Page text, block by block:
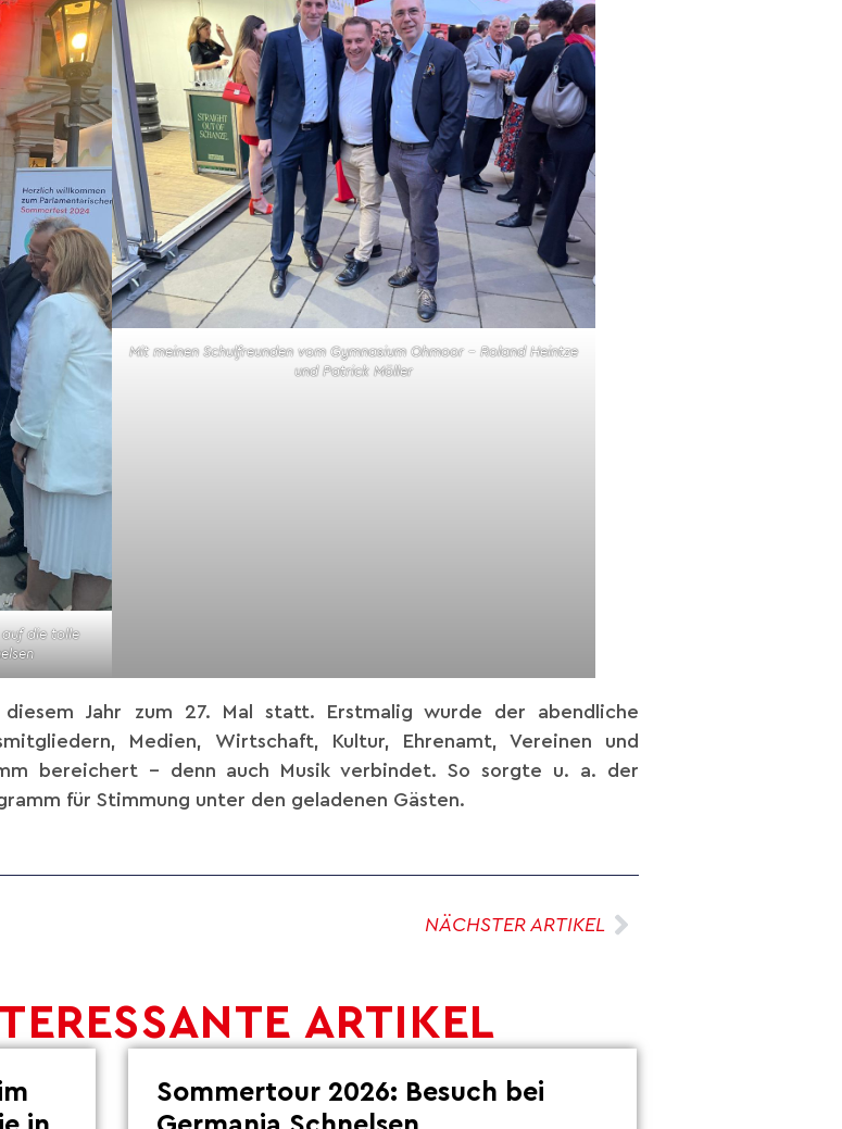
auf die tolle
Mit meinen Schulfreunden vom Gymnasium Ohmoor – Roland Heintze
und Patrick Möller
Jahr zum 27. Mal statt. Erstmalig wurde der abendliche
Medien, Wirtschaft, Kultur, Ehrenamt, Vereinen und
bereichert – denn auch Musik verbindet. So sorgte u. a. der
für Stimmung unter den geladenen Gästen.
NÄCHSTER ARTIKEL
ARTIKEL
Sommertour 2026: Besuch bei